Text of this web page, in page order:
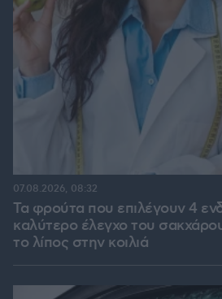
Τα φρούτα που επιλέγουν 4
καλύτερο έλεγχο του
το λίπος στην κοιλιά
07.08.2026, 08:32